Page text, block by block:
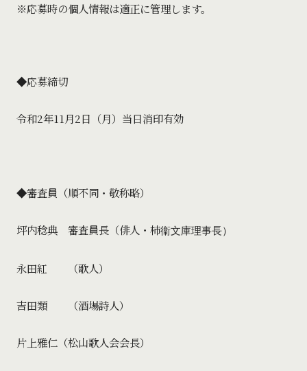
※応募時の個人情報は適正に管理します。
◆応募締切
令和2年11月2日（月）当日消印有効
◆審査員（順不同・敬称略）
坪内稔典 審査員長（俳人・柿衞文庫理事長）
永田紅 （歌人）
吉田類 （酒場詩人）
片上雅仁（松山歌人会会長）